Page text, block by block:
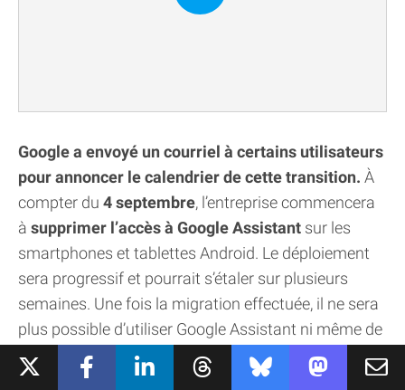
Google a envoyé un courriel à certains utilisateurs
pour annoncer le calendrier de cette transition. À
compter du 4 septembre, l’entreprise commencera
à supprimer l’accès à Google Assistant sur les
smartphones et tablettes Android. Le déploiement
sera progressif et pourrait s’étaler sur plusieurs
semaines. Une fois la migration effectuée, il ne sera
plus possible d’utiliser Google Assistant ni même de
revenir à l’ancien assistant vocal sur les appareils
compatibles.